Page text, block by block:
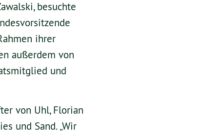
besuchte
ihrer
außerdem von
und
von Uhl, Florian
und Sand. „Wir